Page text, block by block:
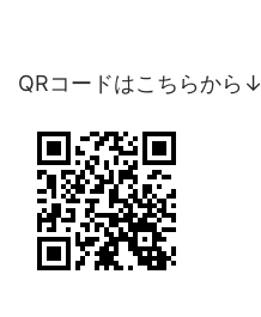
QRコードはこちらから↓